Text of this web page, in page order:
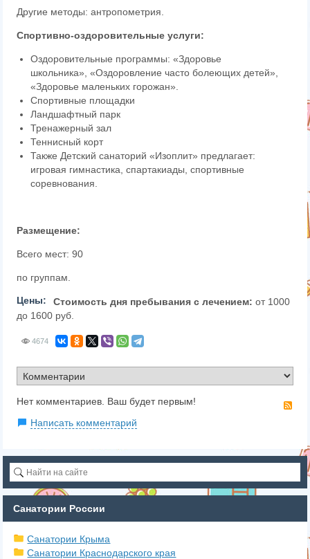
Другие методы: антропометрия.
Спортивно-оздоровительные услуги:
Оздоровительные программы: «Здоровье
школьника», «Оздоровление часто болеющих детей»,
«Здоровье маленьких горожан».
Спортивные площадки
Ландшафтный парк
Тренажерный зал
Теннисный корт
Также Детский санаторий «Изоплит» предлагает:
игровая гимнастика, спартакиады, спортивные
соревнования.
Размещение:
Всего мест: 90
по группам.
Цены: Стоимость дня пребывания с лечением: от 1000
до 1600 руб.
4674
Нет комментариев. Ваш будет первым!
Написать комментарий
Санатории России
Санатории Крыма
Санатории Краснодарского края